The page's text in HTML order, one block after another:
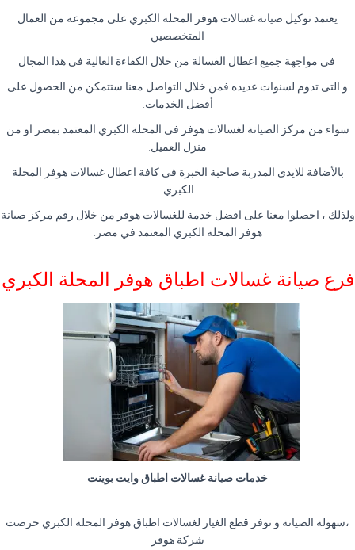
يعتمد توكيل صيانة غسالات هوفر المحلة الكبري على مجموعه من العمال
المتخصصين
فى مواجهة جميع اعطال الغسالة من خلال الكفاءة العالية فى هذا المجال
و التى تدوم لسنوات عديده فمن خلال التواصل معنا ستتمكن من الحصول على
أفضل الخدمات.
سواء من مركز الصيانة لغسالات هوفر فى المحلة الكبري المعتمد بمصر او من
منزل العميل.
بالأضافة للايدي المدربة صاحبة الخبرة في كافة اعطال غسالات هوفر المحلة
الكبري.
ولذلك ، احصلوا معنا على افضل خدمة للغسالات هوفر من خلال رقم مركز صيانة
هوفر المحلة الكبري المعتمد في مصر.
فرع صيانة غسالات اطباق هوفر المحلة الكبري
خدمات صيانة غسالات اطباق وايت بوينت
،سهولة الصيانة و توفر قطع الغيار لغسالات اطباق هوفر المحلة الكبري حرصت
شركة هوفر